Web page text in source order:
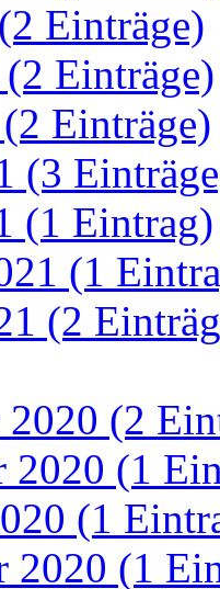
Einträge)
Einträge)
Einträge)
(3
(1 Eintrag)
(1
(2
2020 (2
2020 (1
(1
2020 (1